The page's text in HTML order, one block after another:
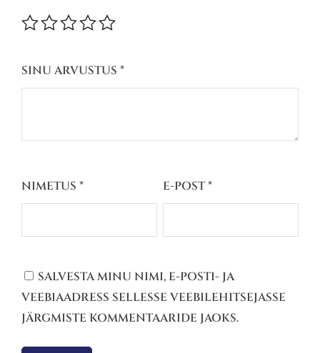
SINU ARVUSTUS *
NIMETUS * E-POST*
SALVESTA MINU NIMI, E-POSTI- JA
VEEBIAADRESS SELLESSE VEEBILEHITSEJASSE
JÄRGMISTE KOMMENTAARIDE JAOKS.